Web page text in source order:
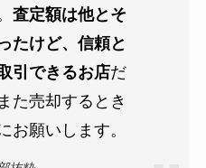
査定額は他とそ
たけど、信頼と
引できるお店だ
た売却するとき
お願いします。